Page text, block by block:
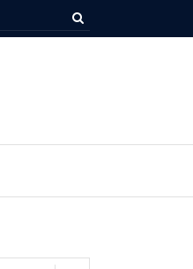
ងទៀតនៅឆ្នាំនេះ